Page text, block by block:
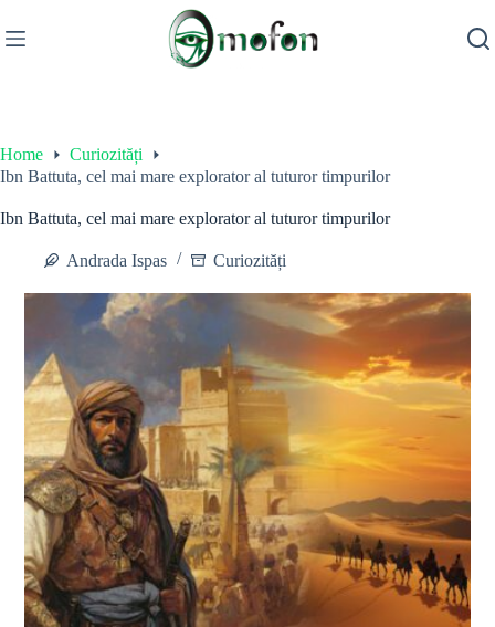
to
content
Home
Curiozități
Ibn Battuta, cel mai mare explorator al tuturor timpurilor
Ibn Battuta, cel mai mare explorator al tuturor timpurilor
Andrada Ispas Curiozități